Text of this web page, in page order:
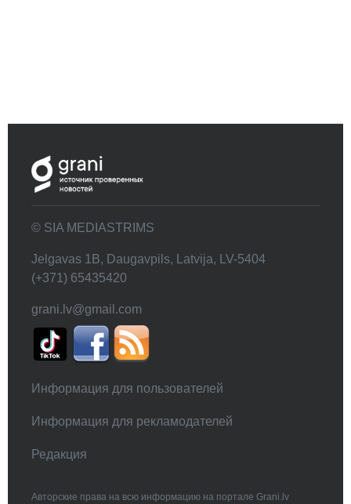
© SIA MEDIASTRIMS
Jelgavas 1B, Daugavpils, Latvija, LV-5404
(+371) 65435420
grani.lv@gmail.com
Информация для пользователей
Информация для рекламодателей
Редакция
Авторские права на всю информацию на портале Grani.lv